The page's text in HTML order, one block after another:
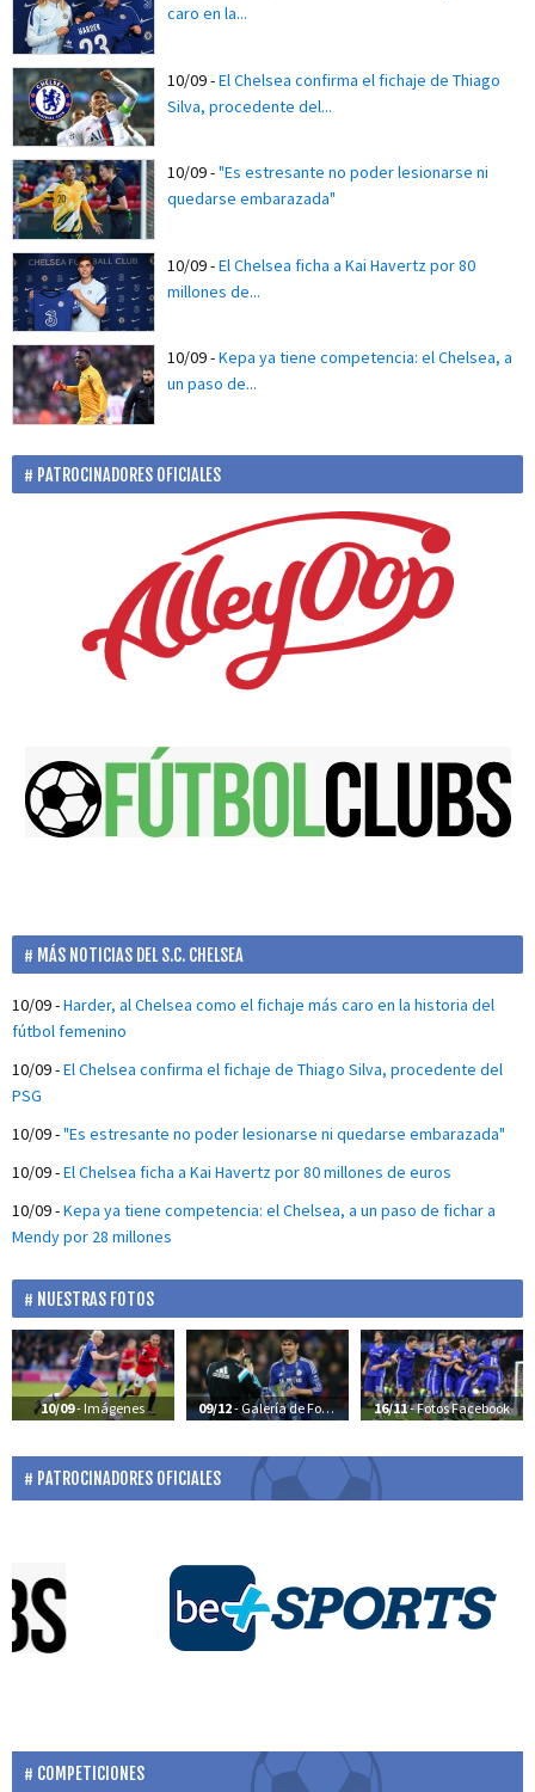
caro en la...
10/09-El Chelsea confirma el fichaje de Thiago
Silva, procedente del...
10/09-"Es estresante no poder lesionarse ni
quedarse embarazada"
10/09-El Chelsea ficha a Kai Havertz por 80
millones de...
10/09-Kepa ya tiene competencia: el Chelsea, a
un paso de...
PATROCINADORES OFICIALES
MÁS NOTICIAS DEL S.C. CHELSEA
10/09-Harder, al Chelsea como el fichaje más caro en la historia del
fútbol femenino
10/09-El Chelsea confirma el fichaje de Thiago Silva, procedente del
PSG
10/09-"Es estresante no poder lesionarse ni quedarse embarazada"
10/09-El Chelsea ficha a Kai Havertz por 80 millones de euros
10/09-Kepa ya tiene competencia: el Chelsea, a un paso de fichar a
Mendy por 28 millones
NUESTRAS FOTOS
10/09- Imágenes 09/12- Galería de Fotos 16/11- Fotos Facebook
PATROCINADORES OFICIALES
COMPETICIONES